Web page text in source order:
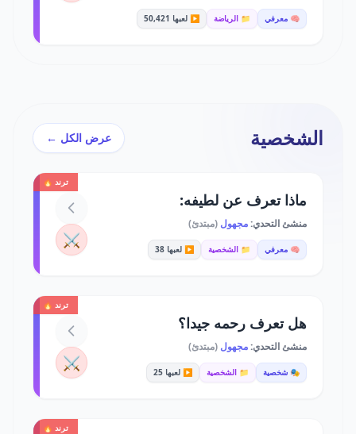
🧠 معرفي 📁 الرياضة ▶️ لعبها 50,421
الشخصية عرض الكل ←
ترند 🔥
ماذا تعرف عن لطيفه:
منشئ التحدي:مجهول (مبتدئ)
🧠 معرفي 📁 الشخصية ▶️ لعبها 38 ⚔️
ترند 🔥
هل تعرف رحمه جيدا؟
منشئ التحدي:مجهول (مبتدئ)
🎭 شخصية 📁 الشخصية ▶️ لعبها 25 ⚔️
ترند 🔥